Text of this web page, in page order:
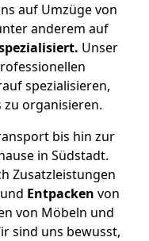
auf Umzüge von
anderem auf
Unser
spezialisieren,
zu organisieren.
bis hin zur
in Südstadt.
Zusatzleistungen
und Entpacken von
von Möbeln und
sind uns bewusst,